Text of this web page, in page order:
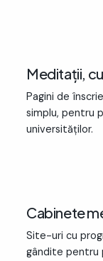
Meditații,
Pagini de
simplu, pentru
universităților.
Cabinete
Site-uri cu
gândite pentru